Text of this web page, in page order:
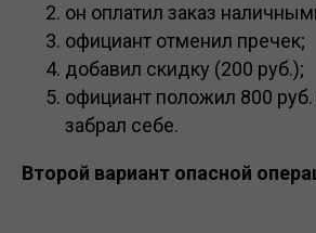
он оплатил заказ
официант отменил пречек;
добавил скидку (200 руб.);
официант положил 800 руб.
забрал себе.
Второй вариант опасной
Получайте отчеты из
iikoпо расписанию,
попробуйте демо
прямо сейчас!